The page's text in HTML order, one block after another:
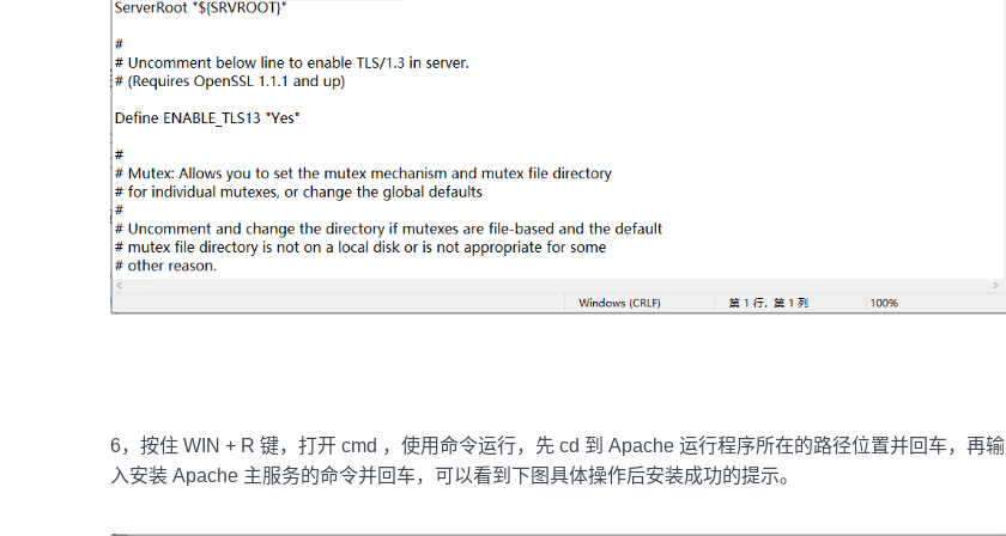
6，按住 WIN + R 键，打开 cmd ，使用命令运行，先 cd 到 Apache 运行程序所在的路径位置并回车，再输
入安装 Apache 主服务的命令并回车，可以看到下图具体操作后安装成功的提示。